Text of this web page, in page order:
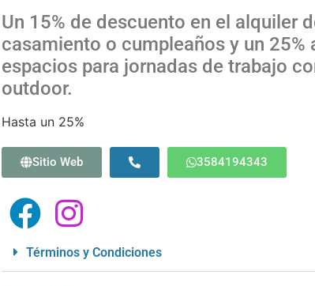
Un 15% de descuento en el alquiler
casamiento o cumpleaños y un 25%
espacios para jornadas de trabajo
outdoor.
Hasta un 25%
Sitio Web 3584194343
Términos y Condiciones